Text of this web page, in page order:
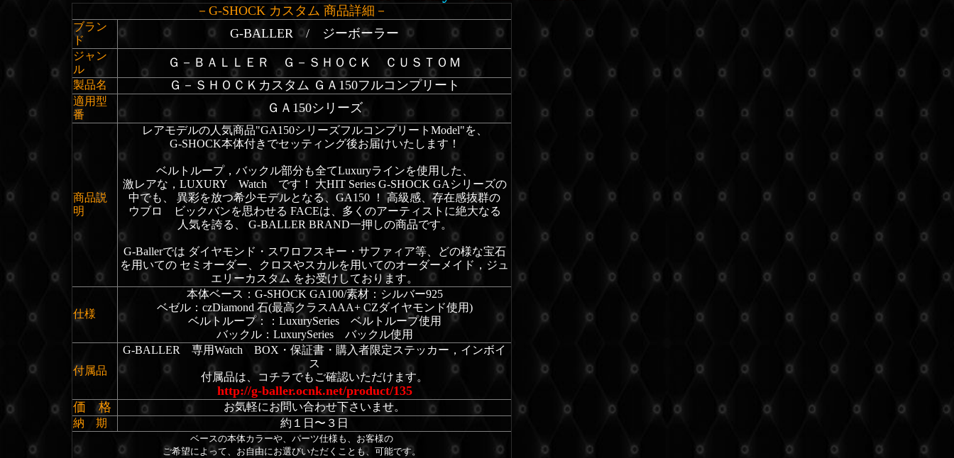
－G-SHOCK カスタム 商品詳細－
ブラン
ド
G-BALLER / ジーボーラー
ジャン
ル
Ｇ－ＢＡＬＬＥＲ Ｇ－ＳＨＯＣＫ ＣＵＳＴＯＭ
製品名 Ｇ－ＳＨＯＣＫカスタム ＧＡ150フルコンプリート
適用型
番
ＧＡ150シリーズ
商品説
明
レアモデルの人気商品"GA150シリーズフルコンプリートModel"を、
G-SHOCK本体付きでセッティング後お届けいたします！
ベルトループ，バックル部分も全てLuxuryラインを使用した、
激レアな，LUXURY Watch です！ 大HIT Series G-SHOCK GAシリーズの
中でも、 異彩を放つ希少モデルとなる、GA150 ！ 高級感、存在感抜群の
ウブロ ビックバンを思わせる FACEは、多くのアーティストに絶大なる
人気を誇る、 G-BALLER BRAND一押しの商品です。
G-Ballerでは ダイヤモンド・スワロフスキー・サファィア等、どの様な宝石
を用いての セミオーダー、クロスやスカルを用いてのオーダーメイド，ジュ
エリーカスタム をお受けしております。
仕様
本体ベース：G-SHOCK GA100/素材：シルバー925
ベゼル：czDiamond 石(最高クラスAAA+ CZダイヤモンド使用)
ベルトループ：：LuxurySeries ベルトループ使用
バックル：LuxurySeries バックル使用
付属品
G-BALLER 専用Watch BOX・保証書・購入者限定ステッカー，インボイ
ス
付属品は、コチラでもご確認いただけます。
http://g-baller.ocnk.net/product/135
価 格
お気軽にお問い合わせ下さいませ。
納 期
約１日〜３日
ベースの本体カラーや、パーツ仕様も、お客様の
ご希望によって、お自由にお選びいただくことも、可能です。